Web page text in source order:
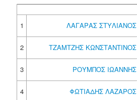
1
ΛΑΓΑΡΑΣ ΣΤΥΛΙΑΝΟΣ
2
ΤΖΑΜΤΖΗΣ ΚΩΝΣΤΑΝΤΙΝΟΣ
3
ΡΟΥΜΠΟΣ ΙΩΑΝΝΗΣ
4
ΦΩΤΙΑΔΗΣ ΛΑΖΑΡΟΣ